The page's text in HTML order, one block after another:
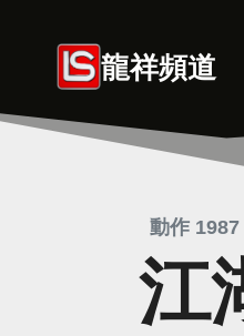
龍祥頻道
動作 1987
江